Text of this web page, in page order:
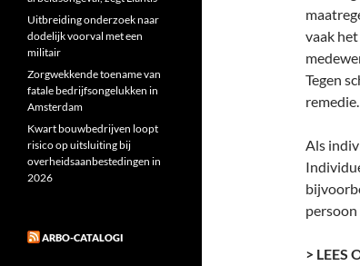
vaak
Tegen
remedie.
Als
> LEES
Uitbreiding onderzoek naar
dodelijk voorval met een
militair
Zorgwekkende toename van
fatale bedrijfsongelukken in
Amsterdam
Kwart bouwbedrijven loopt
risico op uitsluiting bij
overheidsaanbestedingen in
2026
ARBO-CATALOGI